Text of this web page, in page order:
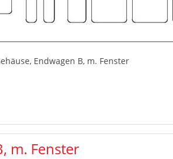
Endwagen B, m. Fenster
m. Fenster